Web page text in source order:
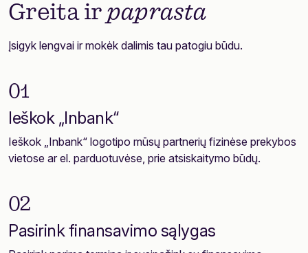
Greita ir paprasta
Įsigyk lengvai ir mokėk dalimis tau patogiu būdu.
01
Ieškok „Inbank“
Ieškok „Inbank“ logotipo mūsų partnerių fizinėse prekybos
vietose ar el. parduotuvėse, prie atsiskaitymo būdų.
02
Pasirink finansavimo sąlygas